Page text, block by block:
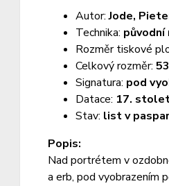
Autor:Jode,
Technika:
Rozměr tiskové
Celkový rozměr:
Signatura: pod
Datace: 17.
Stav: list v
Popis:
Nad portrétem v
a erb, pod vyobrazením